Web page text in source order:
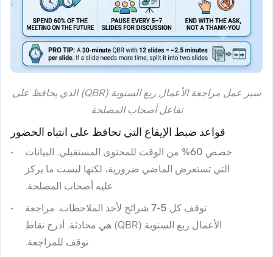
سير عمل مراجعة الأعمال ربع السنوية (QBR) الذي يحافظ على
تفاعل أصحاب المصلحة
قواعد ضبط الإيقاع التي تحافظ على انتباه الحضور
خصص 60% من الوقت للمحتوى المستقبلي.
البيانات
التي تستعرض الماضي ضرورية، لكنها ليست ما يركز
عليه أصحاب المصلحة.
توقف كل 5-7 شرائح لأخذ الملاحظات.
مراجعة
الأعمال ربع السنوية (QBR) هي محادثة. أدرج نقاط
توقف للمراجعة.